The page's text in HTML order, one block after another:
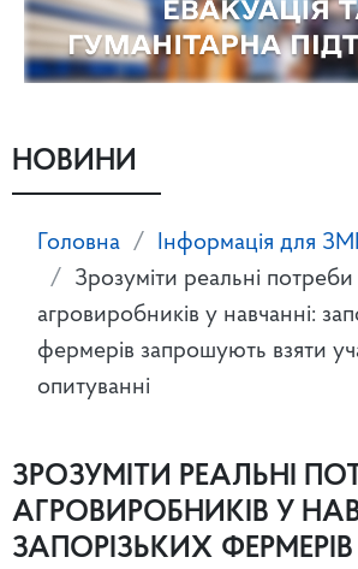
НОВИНИ
Головна Інформація для ЗМІ
Зрозуміти реальні потреби
агровиробників у навчанні:
фермерів запрошують взяти
опитуванні
ЗРОЗУМІТИ РЕАЛЬНІ
АГРОВИРОБНИКІВ У
ЗАПОРІЗЬКИХ ФЕРМЕРІВ